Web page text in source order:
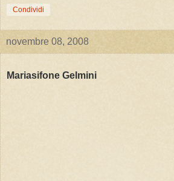
Condividi
novembre 08, 2008
Mariasifone Gelmini